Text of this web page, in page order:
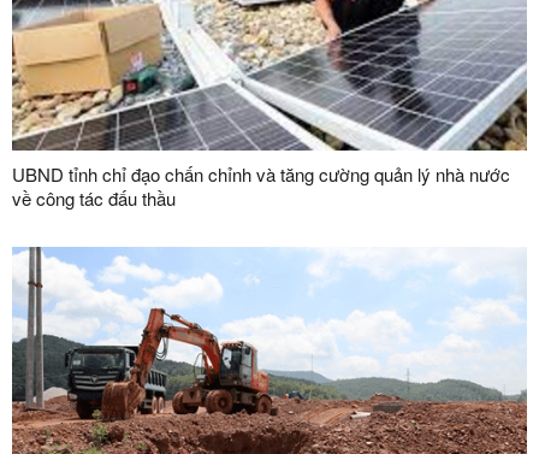
UBND tỉnh chỉ đạo chấn chỉnh và tăng cường quản lý nhà nước
về công tác đấu thầu